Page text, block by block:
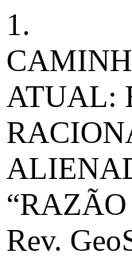
1.
ATUAL:
Rev.